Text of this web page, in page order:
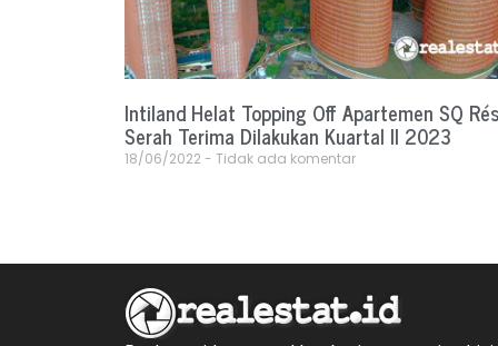
Intiland Helat Topping Off Apartemen SQ
Serah Terima Dilakukan Kuartal II 2023
18/06/2022 Tidak ada komentar